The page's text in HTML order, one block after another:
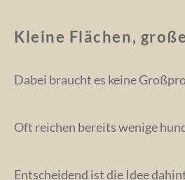
Kleine Flächen,
Dabei braucht es keine
Oft reichen bereits wenige
Entscheidend ist die Idee